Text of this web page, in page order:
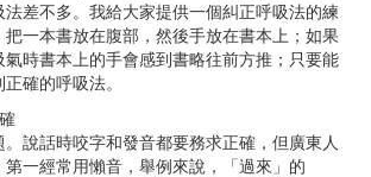
法差不多。我給大家提供一個糾正呼吸法的練
把一本書放在腹部，然後手放在書本上；如果
時書本上的手會感到書略往前方推；只要能
確的呼吸法。
說話時咬字和發音都要務求正確，但廣東人
一經常用懶音，舉例來說，「過來」的